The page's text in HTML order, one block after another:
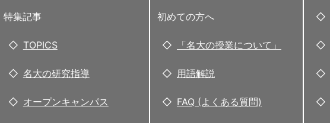
特集記事
TOPICS
名大の研究指導
オープンキャンパス
初めての方へ
「名大の授業について」
用語解説
FAQ (よくある質問)